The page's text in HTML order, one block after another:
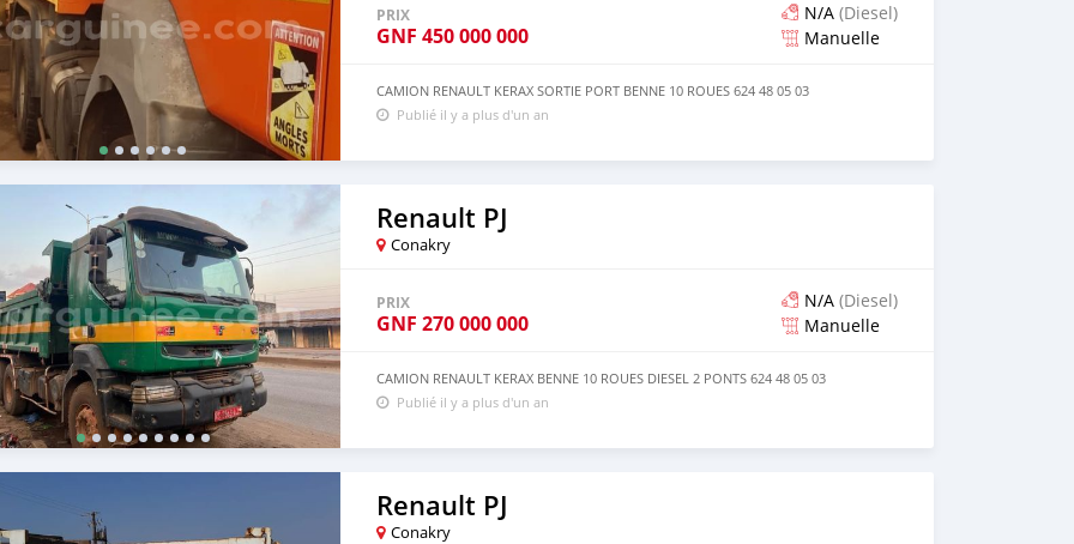
PRIX
GNF 450 000 000
N/A (Diesel)
Manuelle
CAMION RENAULT KERAX SORTIE PORT BENNE 10 ROUES 624 48 05 03
Publié il y a plus d'un an
Renault PJ
Conakry
PRIX
GNF 270 000 000
N/A (Diesel)
Manuelle
CAMION RENAULT KERAX BENNE 10 ROUES DIESEL 2 PONTS 624 48 05 03
Publié il y a plus d'un an
Renault PJ
Conakry